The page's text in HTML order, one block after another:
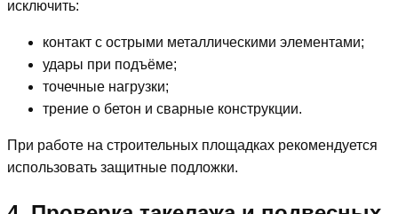
исключить:
контакт с острыми металлическими элементами;
удары при подъёме;
точечные нагрузки;
трение о бетон и сварные конструкции.
При работе на строительных площадках рекомендуется
использовать защитные подложки.